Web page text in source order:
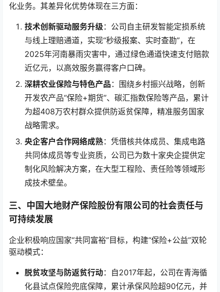
化业务。其差异化优势体现在三方面：
技术创新驱动服务升级 ：公司自主研发智能定损系统
与线上理赔通道，实现“秒级报案、实时查勘”，在
2025年河南暴雨灾害中，通过绿色通道快速支付赔款
近亿元，以高效服务赢得客户口碑。
深耕农业保险与特色产品 ：围绕乡村振兴战略，创新
开发农产品“保险+期货”、碳汇指数保险等产品，累计
为超408万农村群众提供防返贫保障，精准服务国家
战略需求。
央企客户合作网络成熟：凭借核共体成员、集成电路
共同体成员等专业资质，公司已为数十家央企提供定
制化风险解决方案，在大型工程险、责任险等领域形
成技术壁垒。
三、中国大地财产保险股份有限公司的社会责任与
可持续发展
企业积极响应国家“共同富裕”目标，构建“保险+公益”双轮
驱动模式：
脱贫攻坚与防返贫行动：自2017年起，公司在青海循
化县试点保险兜底保障，累计承保风险超90亿元，并